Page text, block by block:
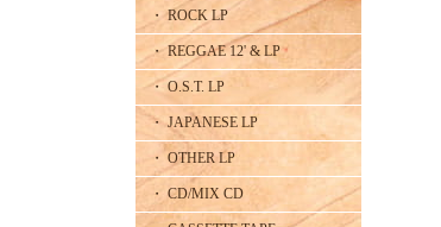
・ ROCK LP
・ REGGAE 12' & LP
・ O.S.T. LP
・ JAPANESE LP
・ OTHER LP
・ CD/MIX CD